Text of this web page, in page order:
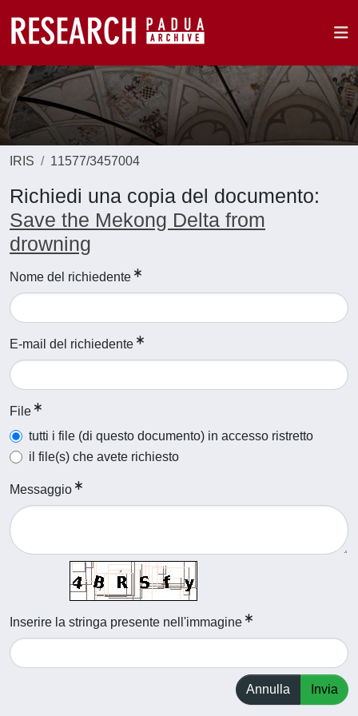
IRIS 11577/3457004
Richiedi una copia del documento:
Save the Mekong Delta from
drowning
Nome del richiedente
E-mail del richiedente
File
tutti i file (di questo documento) in accesso ristretto
il file(s) che avete richiesto
Messaggio
Inserire la stringa presente nell'immagine
Annulla Invia